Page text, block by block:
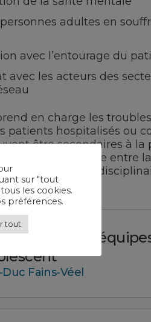
adultes en
avec l’entourage du
avec les acteurs des
en charge les
patients hospitalisés ou
être secondaires à
situe à l’interface entre
et
de liaison et
Fains-Véel
sur "tout
les cookies.
préférences.
tout